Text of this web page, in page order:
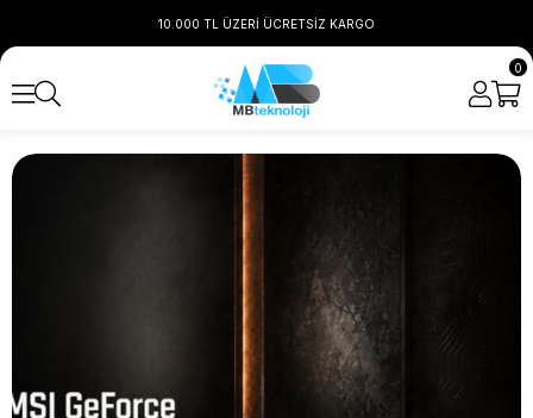
10.000 TL ÜZERİ ÜCRETSİZ KARGO
0